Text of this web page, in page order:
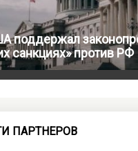
поддержал
санкциях» против РФ
ПАРТНЕРОВ